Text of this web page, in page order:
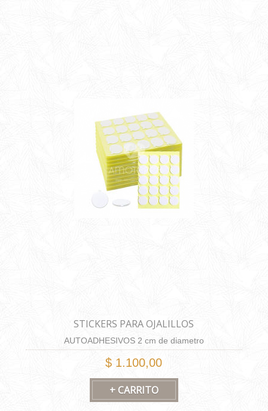
STICKERS PARA OJALILLOS
AUTOADHESIVOS 2 cm de diametro
$ 1.100,00